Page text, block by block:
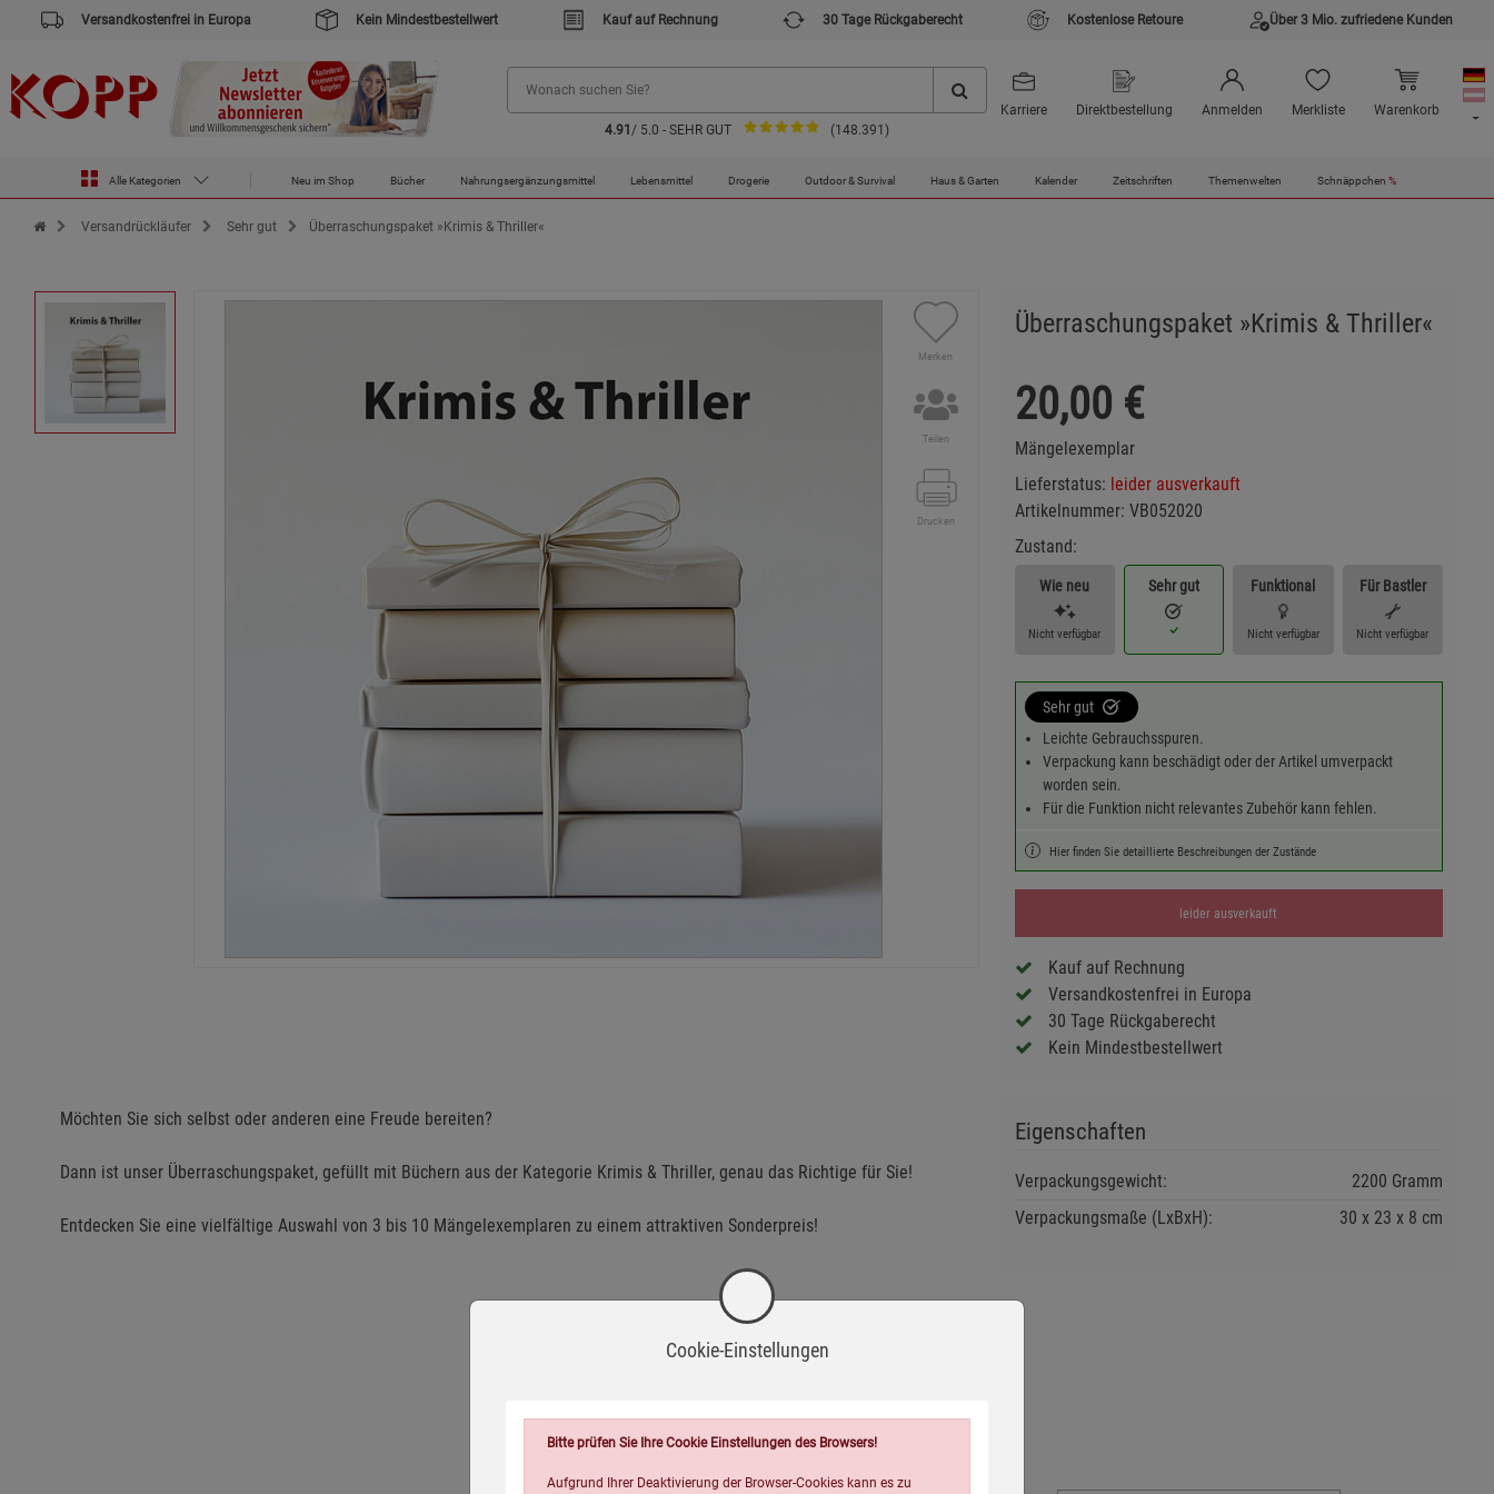
Versandkostenfrei in Europa Kein Mindestbestellwert Kauf auf Rechnung 30 Tage Rückgaberecht Kostenlose Retoure Über 3 Mio. zufriedene Kunden
4.91 / 5.0 - SEHR GUT (148.391)
Karriere Direktbestellung Anmelden Merkliste Warenkorb
Alle Kategorien Neu im Shop Bücher Nahrungsergänzungsmittel Lebensmittel Drogerie Outdoor & Survival Haus & Garten Kalender Zeitschriften Themenwelten Schnäppchen %
Zur Startseite des Kopp Verlag Online-Shop
Versandrückläufer Sehr gut Überraschungspaket »Krimis & Thriller«
Merken
Teilen
Drucken
Überraschungspaket »Krimis & Thriller«
20,00 €
Mängelexemplar
Lieferstatus: leider ausverkauft
Artikelnummer: VB052020
Zustand:
Wie neu
Nicht verfügbar
Sehr gut Funktional
Nicht verfügbar
Für Bastler
Nicht verfügbar
Sehr gut
Leichte Gebrauchsspuren.
Verpackung kann beschädigt oder der Artikel umverpackt
worden sein.
Für die Funktion nicht relevantes Zubehör kann fehlen.
Hier finden Sie detaillierte Beschreibungen der Zustände
leider ausverkauft
Kauf auf Rechnung
Versandkostenfrei in Europa
30 Tage Rückgaberecht
Kein Mindestbestellwert
Möchten Sie sich selbst oder anderen eine Freude bereiten?
Dann ist unser Überraschungspaket, gefüllt mit Büchern aus der Kategorie Krimis & Thriller, genau das Richtige für Sie!
Entdecken Sie eine vielfältige Auswahl von 3 bis 10 Mängelexemplaren zu einem attraktiven Sonderpreis!
Eigenschaften
Verpackungsgewicht:
2200 Gramm
Verpackungsmaße (LxBxH):
30 23 8 cm
Cookie-Einstellungen
Bitte prüfen Sie Ihre Cookie Einstellungen des Browsers!
Aufgrund Ihrer Deaktivierung der Browser-Cookies kann es zu